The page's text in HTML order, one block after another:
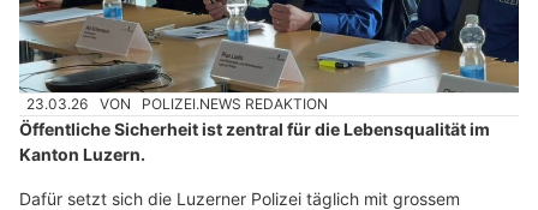
23.03.26 VON POLIZEI.NEWS REDAKTION
Öffentliche Sicherheit ist zentral für die Lebensqualität im
Kanton Luzern.
Dafür setzt sich die Luzerner Polizei täglich mit grossem